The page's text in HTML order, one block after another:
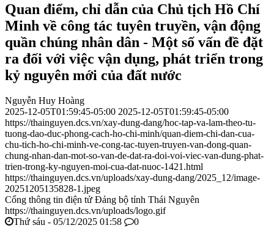
Quan điểm, chỉ dẫn của Chủ tịch Hồ Chí
Minh về công tác tuyên truyền, vận động
quần chúng nhân dân - Một số vấn đề đặt
ra đối với việc vận dụng, phát triển trong
kỷ nguyên mới của đất nước
Nguyễn Huy Hoàng
2025-12-05T01:59:45-05:00 2025-12-05T01:59:45-05:00
https://thainguyen.dcs.vn/xay-dung-dang/hoc-tap-va-lam-theo-tu-
tuong-dao-duc-phong-cach-ho-chi-minh/quan-diem-chi-dan-cua-
chu-tich-ho-chi-minh-ve-cong-tac-tuyen-truyen-van-dong-quan-
chung-nhan-dan-mot-so-van-de-dat-ra-doi-voi-viec-van-dung-phat-
trien-trong-ky-nguyen-moi-cua-dat-nuoc-1421.html
https://thainguyen.dcs.vn/uploads/xay-dung-dang/2025_12/image-
20251205135828-1.jpeg
Cổng thông tin điện tử Đảng bộ tỉnh Thái Nguyên
https://thainguyen.dcs.vn/uploads/logo.gif
Thứ sáu - 05/12/2025 01:58
0